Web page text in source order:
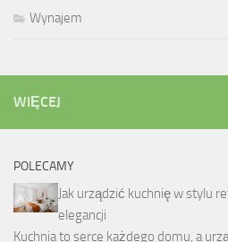
Wynajem
WIĘCEJ
POLECAMY
Jak urządzić kuchnię w stylu
elegancji
Kuchnia to serce każdego domu, a